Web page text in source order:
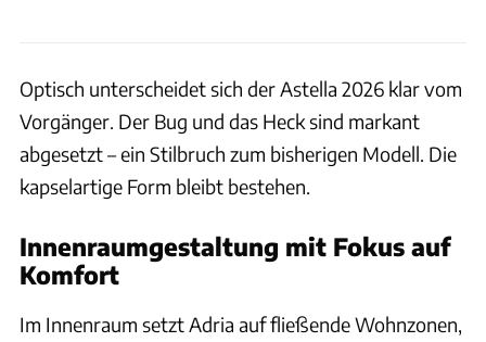
Optisch unterscheidet sich der Astella 2026 klar vom
Vorgänger. Der Bug und das Heck sind markant
abgesetzt – ein Stilbruch zum bisherigen Modell. Die
kapselartige Form bleibt bestehen.
Innenraumgestaltung mit Fokus auf
Komfort
Im Innenraum setzt Adria auf fließende Wohnzonen,